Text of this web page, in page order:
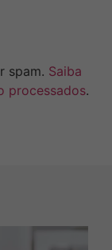
spam. Saiba
processados.